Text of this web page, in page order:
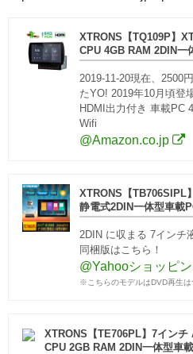
XTRONS【TQ109P】
CPU 4GB RAM 2DIN一
2019-11-20現在、2500
たYO! 2019年10月頃登
HDMI出力付き 車載PC
Wifi
@Amazon.co.jp
XTRONS【TB706SIPL
静電式2DIN一体型車載
2DIN に収まる 7インチ
同梱版はこちら！
@Yahooショッピ
※こちらのモデルはDVD再生は
XTRONS【TE706PL】7イン
CPU 2GB RAM 2DIN一体型車